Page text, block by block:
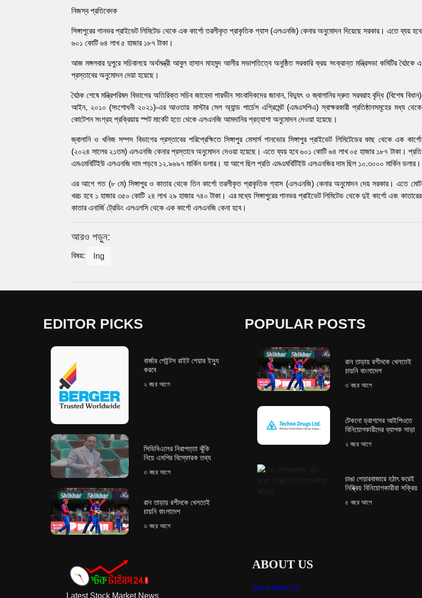
নিজস্ব প্রতিবেদক
সিঙ্গাপুরের গানভর প্রাইভেট লিমিটেড থেকে এক কার্গো তরলীকৃত প্রাকৃতিক গ্যাস (এলএনজি) কেনার অনুমোদন দিয়েছে সরকার। এতে ব্যয় হবে
৬০১ কোটি ৬৪ লাখ ৫ হাজার ১৮৭ টাকা।
আজ মঙ্গলবার দুপুরে সচিবালয়ে অর্থমন্ত্রী আবুল হাসান মাহমুদ আলীর সভাপতিত্বে অনুষ্ঠিত সরকারি ক্রয় সংক্রান্ত মন্ত্রিসভা কমিটির বৈঠকে এ
প্রস্তাবের অনুমোদন দেয়া হয়েছে।
বৈঠক শেষে মন্ত্রিপরিষদ বিভাগের অতিরিক্ত সচিব জাহেদা পারভীন সাংবাদিকদের জানান, বিদ্যুৎ ও জ্বালানির দ্রুত সরবরাহ বৃদ্ধি (বিশেষ বিধান)
আইন, ২০১০ (সংশোধনী ২০২১)-এর আওতায় মাস্টার সেল অ্যান্ড পার্চেস এগ্রিমেন্ট (এমএসপিএ) স্বাক্ষরকারী প্রতিষ্ঠানসমূহের মধ্য থেকে
কোটেশন সংগ্রহ প্রক্রিয়ায় স্পট মার্কেট হতে থেকে এলএনজি আমদানির প্রত্যাশা অনুমোদন দেওয়া হয়েছে।
জ্বালানি ও খনিজ সম্পদ বিভাগের প্রস্তাবের পরিপ্রেক্ষিতে সিঙ্গাপুর মেসার্স গানভোর সিঙ্গাপুর প্রাইভেট লিমিটেডের কাছ থেকে এক কার্গো
(২০২৪ সালের ২১তম) এলএনজি কেনার প্রস্তাবে অনুমোদন দেওয়া হয়েছে। এতে ব্যয় হবে ৬০১ কোটি ৬৪ লাখ ০৫ হাজার ১৮৭ টাকা। প্রতি
এমএমবিটিইউ এলএনজি দাম পড়বে ১২.৯৬৯৭ মার্কিন ডলার। যা আগে ছিল প্রতি এমএমবিটিইউ এলএনজির দাম ছিল ১০.৩০০০ মার্কিন ডলার।
এর আগে গত (৮ মে) সিঙ্গাপুর ও কাতার থেকে তিন কার্গো তরলীকৃত প্রাকৃতিক গ্যাস (এলএনজি) কেনার অনুমোদন দেয় সরকার। এতে মোট
খরচ হবে ১ হাজার ৩৫০ কোটি ২৪ লাখ ২৯ হাজার ৭৪০ টাকা। এর মধ্যে সিঙ্গাপুরের গানভর প্রাইভেট লিমিটেড থেকে দুই কার্গো এবং কাতারের
কাতার এনার্জি ট্রেডিং এলএলসি থেকে এক কার্গো এলএনজি কেনা হবে।
আরও পড়ুন:
বিষয়: lng
EDITOR PICKS
বার্জার পেইন্টস রাইট শেয়ার ইস্যু
করবে
২ বছর আগে
সিডিবিএলের নিরাপত্তা ঝুঁকি
নিয়ে এমপির বিস্ফোরক তথ্য
৩ বছর আগে
রান তাড়ায় রশীদকে খেলতেই
চায়নি বাংলাদেশ
৩ বছর আগে
POPULAR POSTS
রান তাড়ায় রশীদকে খেলতেই
চায়নি বাংলাদেশ
৩ বছর আগে
টেকনো ড্রাগসের আইপিওতে
বিনিয়োগকারীদের ব্যাপক সাড়া
২ বছর আগে
চাঙা শেয়ারবাজারে হঠাৎ করেই
নিষ্ক্রিয় বিনিয়োগকারীরা সক্রিয়
৫ বছর আগে
Latest Stock Market News
ABOUT US
Stock times 24